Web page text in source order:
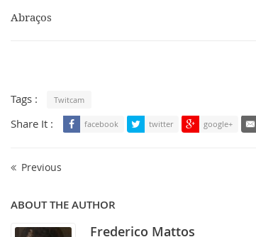
Abraços
Tags : Twitcam
Share It : facebook twitter google+
Previous
ABOUT THE AUTHOR
Frederico Mattos